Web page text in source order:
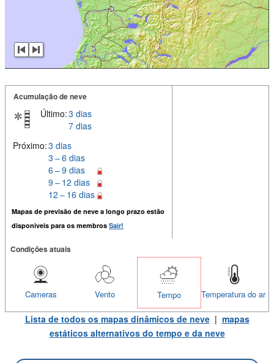
Acumulação de neve
Último:3 dias
7 dias
Próximo:3 dias
3 – 6 dias
6 – 9 dias
9 – 12 dias
12 – 16 dias
Mapas de previsão de neve a longo prazo estão
disponiveis para os membros Sair!
Condições atuais
Temperatura do ar
Tempo
Vento
Cameras
Lista de todos os mapas dinâmicos de neve| mapas
estáticos alternativos do tempo e da neve